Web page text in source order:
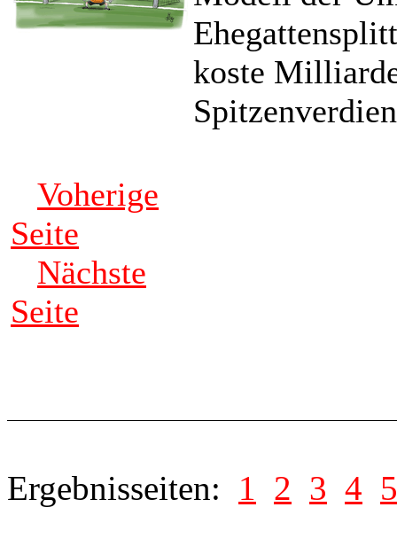
koste
Voherige
Seite
Nächste
Seite
Ergebnisseiten: 1 2 3 4 5